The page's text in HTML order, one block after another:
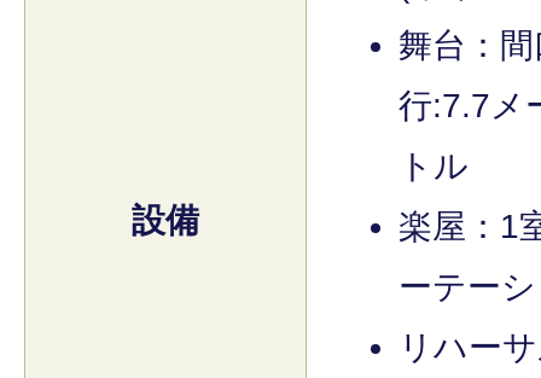
設備
舞台：
行:7.7メ
トル
楽屋：1
ーテー
リハー